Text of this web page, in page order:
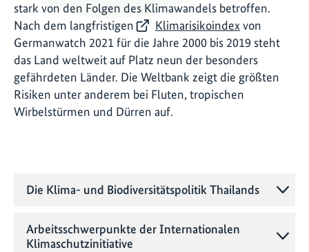
stark von den Folgen des Klimawandels betroffen.
Nach dem langfristigen
Klimarisikoindexvon
Germanwatch 2021 für die Jahre 2000 bis 2019 steht
das Land weltweit auf Platz neun der besonders
gefährdeten Länder. Die Weltbank zeigt die größten
Risiken unter anderem bei Fluten, tropischen
Wirbelstürmen und Dürren auf.
Die Klima- und Biodiversitätspolitik Thailands
Arbeitsschwerpunkte der Internationalen
Klimaschutzinitiative